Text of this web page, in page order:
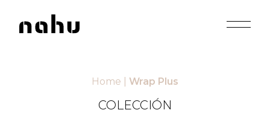
Home Wrap Plus
COLECCIÓN